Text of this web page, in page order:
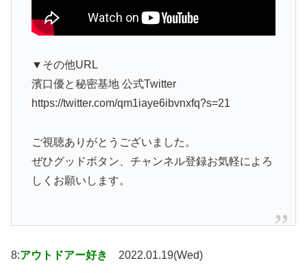
▼その他URL
濱口優と秘密基地 公式Twitter
https://twitter.com/qm1iaye6ibvnxfq?s=21
ご視聴ありがとうございました。
ぜひグッドボタン、チャンネル登録お気軽によろ
しくお願いします。
8:アウトドアー好き 2022.01.19(Wed)